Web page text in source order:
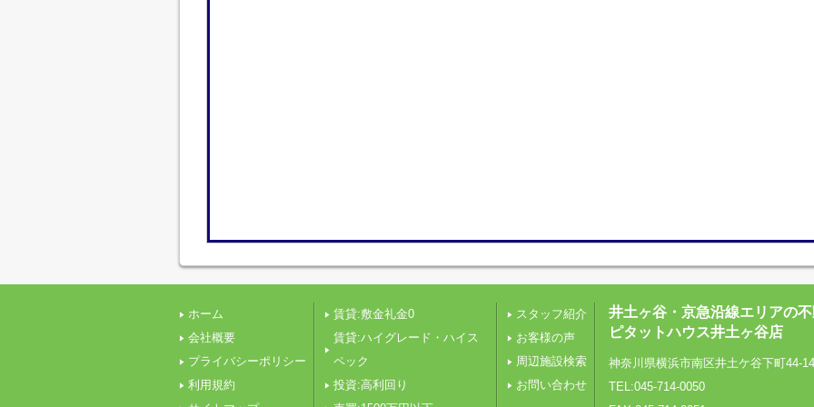
ホーム
会社概要
プライバシーポリシー
利用規約
賃貸:敷金礼金0
賃貸:ハイグレード・ハイス
ペック
投資:高利回り
スタッフ紹介
お客様の声
周辺施設検索
お問い合わせ
井土ヶ谷・京急沿線エリアの
ピタットハウス井土ヶ谷店
神奈川県横浜市南区井土ケ谷下町44-14
TEL:045-714-0050